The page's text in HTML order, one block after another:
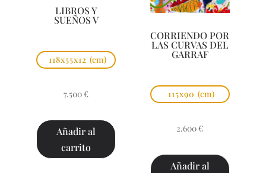
LIBROS Y
SUEÑOS V
118x55x12 (cm)
7.500 €
Añadir al
carrito
CORRIENDO POR
LAS CURVAS DEL
GARRAF
115x90 (cm)
2.600 €
Añadir al